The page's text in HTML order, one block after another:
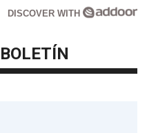
DISCOVER WITH